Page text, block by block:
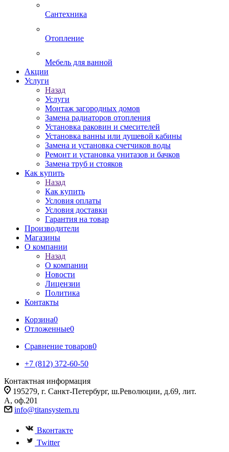
Сантехника
Отопление
Мебель для ванной
Акции
Услуги
Назад
Услуги
Монтаж загородных домов
Замена радиаторов отопления
Установка раковин и смесителей
Установка ванны или душевой кабины
Замена и установка счетчиков воды
Ремонт и установка унитазов и бачков
Замена труб и стояков
Как купить
Назад
Как купить
Условия оплаты
Условия доставки
Гарантия на товар
Производители
Магазины
О компании
Назад
О компании
Новости
Лицензии
Политика
Контакты
Корзина0
Отложенные0
Сравнение товаров0
+7 (812) 372-60-50
Контактная информация
195279, г. Санкт-Петербург, ш.Революции, д.69, лит.
А, оф.201
info@titansystem.ru
Вконтакте
Twitter